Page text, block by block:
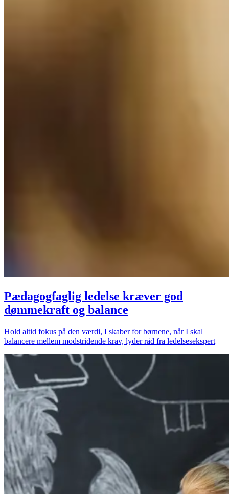
Pædagogfaglig ledelse kræver god
dømmekraft og balance
Hold altid fokus på den værdi, I skaber for børnene, når I skal
balancere mellem modstridende krav, lyder råd fra ledelsesekspert